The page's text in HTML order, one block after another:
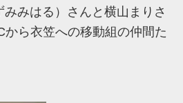
みはる）さんと横山まりさ
から衣笠への移動組の仲間た